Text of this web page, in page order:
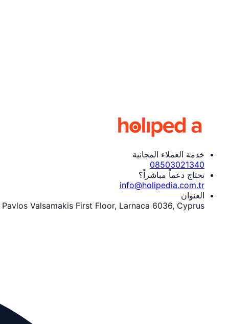
خدمة العملاء المجانية
08503021340
تحتاج دعماً مباشراً؟
info@holipedia.com.tr
العنوان
Valsamakis First Floor, Larnaca 6036, Cyprus